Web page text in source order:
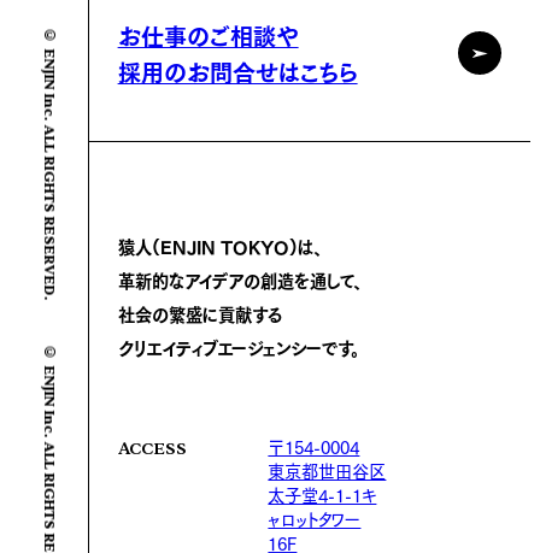
© ENJIN Inc. ALL RIGHTS RESERVED.
© ENJIN Inc. ALL RIGHTS RESERVED.
お仕事のご相談や
採用のお問合せはこちら
猿人(ENJIN TOKYO)は、
革新的なアイデアの創造を通して、
社会の繁盛に貢献する
クリエイティブエージェンシーです。
ACCESS
〒154-0004
東京都世田谷区
太子堂4-1-1キ
ャロットタワー
16F